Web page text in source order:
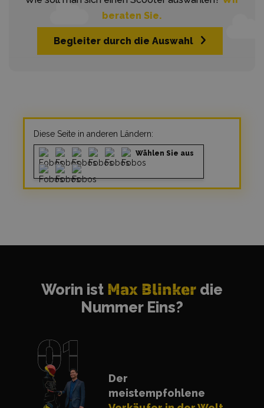
beraten Sie.
Begleiter durch die Auswahl
Diese Seite in anderen Ländern:
Wählen Sie aus
Worin ist Max Blinker die
Nummer Eins?
Der
meistempfohlene